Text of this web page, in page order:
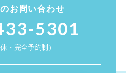
お問い合わせ
5301
・完全予約制）